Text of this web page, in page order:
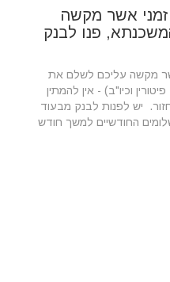
אשר מקשה
פנו לבנק
מקשה עליכם לשלם את
וכיו"ב) - אין להמתין
יש לפנות לבנק מבעוד
החודשיים למשך חודש